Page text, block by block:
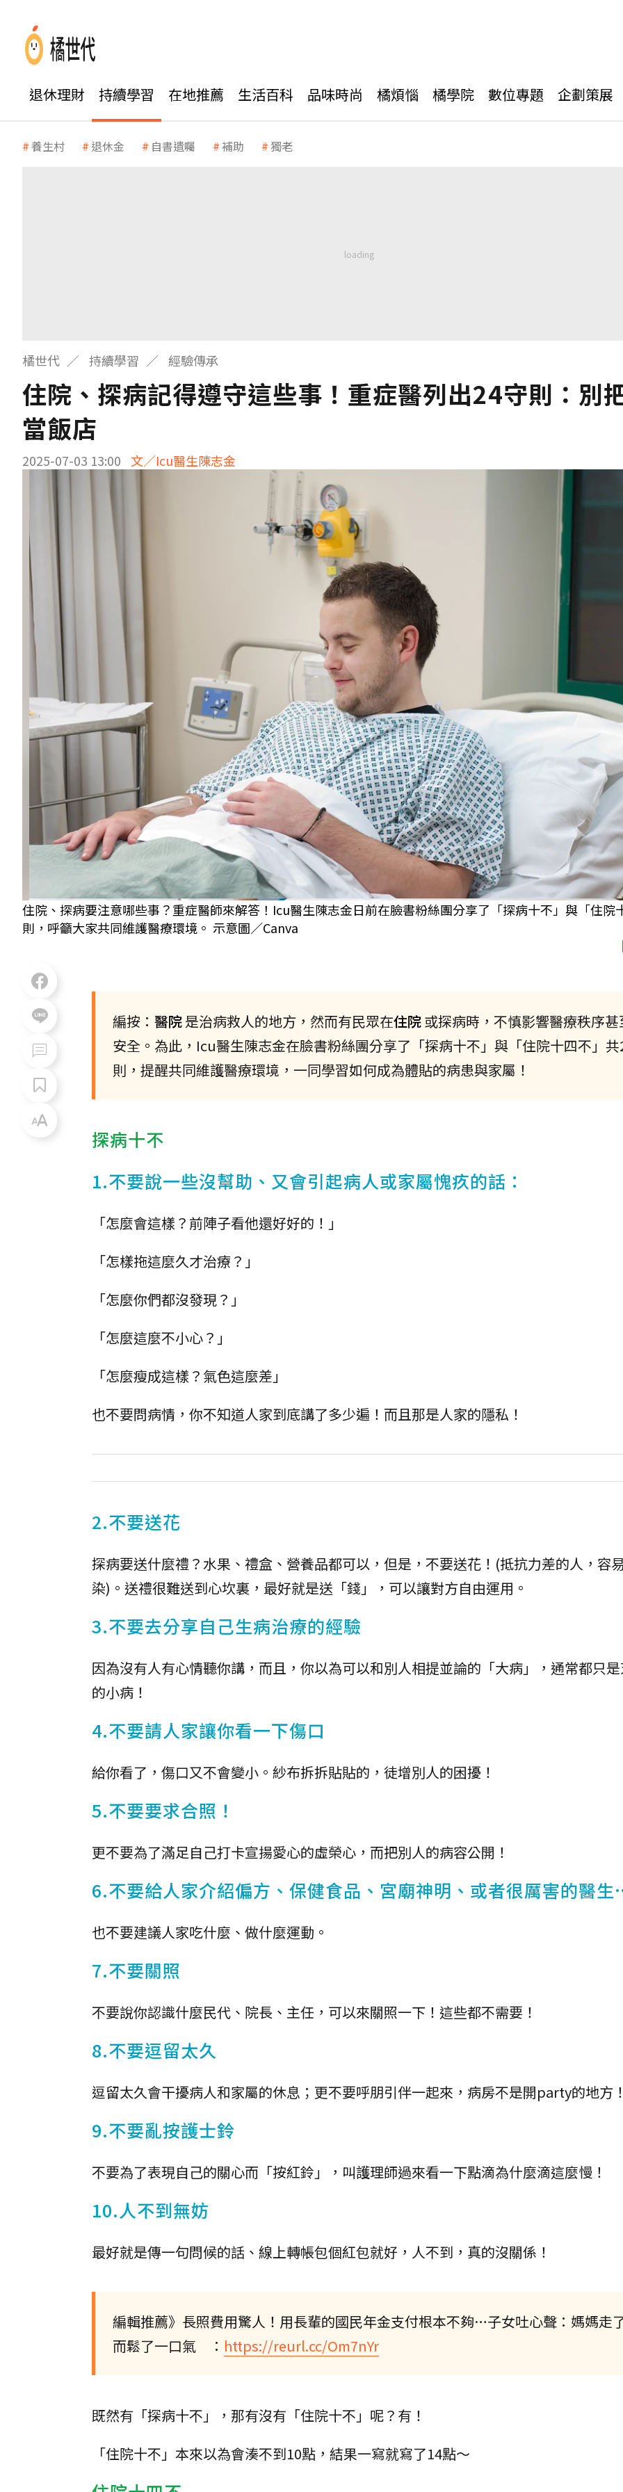
退休理財 持續學習 在地推薦 生活百科 品味時尚 橘煩惱 橘學院 數位專題 企劃策展
養生村 退休金 自書遺囑 補助 獨老
橘世代 持續學習 經驗傳承
住院、探病記得遵守這些事！重症醫列出24守則：別
當飯店
2025-07-03 13:00 文／Icu醫生陳志金
住院、探病要注意哪些事？重症醫師來解答！Icu醫生陳志金日前在臉書粉絲團分享了「探病十不」與「住院
則，呼籲大家共同維護醫療環境。 示意圖／Canva
編按： 醫院是治病救人的地方，然而有民眾在住院或探病時，不慎影響醫療秩序
安全。為此，Icu醫生陳志金在臉書粉絲團分享了「探病十不」與「住院十四不」
則，提醒共同維護醫療環境，一同學習如何成為體貼的病患與家屬！
探病十不
1.不要說一些沒幫助、又會引起病人或家屬愧疚的話：
「怎麼會這樣？前陣子看他還好好的！」
「怎樣拖這麼久才治療？」
「怎麼你們都沒發現？」
「怎麼這麼不小心？」
「怎麼瘦成這樣？氣色這麼差」
也不要問病情，你不知道人家到底講了多少遍！而且那是人家的隱私！
2.不要送花
探病要送什麼禮？水果、禮盒、營養品都可以，但是，不要送花！(抵抗力差的人，容
染)。送禮很難送到心坎裏，最好就是送「錢」，可以讓對方自由運用。
3.不要去分享自己生病治療的經驗
因為沒有人有心情聽你講，而且，你以為可以和別人相提並論的「大病」，通常都只
的小病！
4.不要請人家讓你看一下傷口
給你看了，傷口又不會變小。紗布拆拆貼貼的，徒增別人的困擾！
5.不要要求合照！
更不要為了滿足自己打卡宣揚愛心的虛榮心，而把別人的病容公開！
6.不要給人家介紹偏方、保健食品、宮廟神明、或者很厲害的醫
也不要建議人家吃什麼、做什麼運動。
7.不要關照
不要說你認識什麼民代、院長、主任，可以來關照一下！這些都不需要！
8.不要逗留太久
逗留太久會干擾病人和家屬的休息；更不要呼朋引伴一起來，病房不是開party的地方
9.不要亂按護士鈴
不要為了表現自己的關心而「按紅鈴」，叫護理師過來看一下點滴為什麼滴這麼慢！
10.人不到無妨
最好就是傳一句問候的話、線上轉帳包個紅包就好，人不到，真的沒關係！
編輯推薦》長照費用驚人！用長輩的國民年金支付根本不夠…子女吐心聲：媽媽走
而鬆了一口氣 ： https://reurl.cc/Om7nYr
既然有「探病十不」，那有沒有「住院十不」呢？有！
「住院十不」本來以為會湊不到10點，結果一寫就寫了14點～